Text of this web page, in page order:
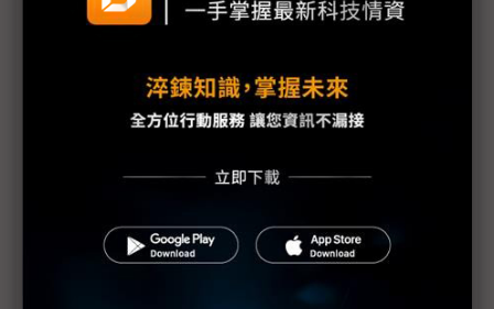
週末新聞速寫：聞泰科技再告安世半導體︳美國晶片
亞洲晶片出口價量背離創新高 AI需求築起最強避風